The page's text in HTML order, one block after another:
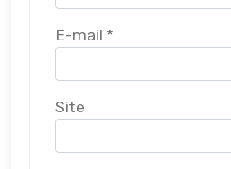
E-mail *
Site